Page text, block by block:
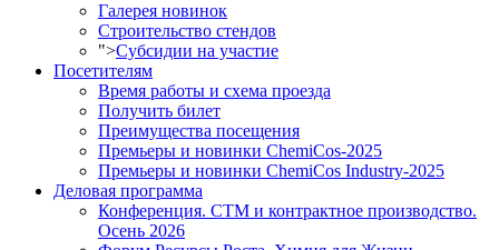
Галерея новинок
Строительство стендов
">Субсидии на участие
Посетителям
Время работы и схема проезда
Получить билет
Преимущества посещения
Премьеры и новинки ChemiCos-2025
Премьеры и новинки ChemiCos Industry-2025
Деловая программа
Конференция. СТМ и контрактное производство.
Осень 2026